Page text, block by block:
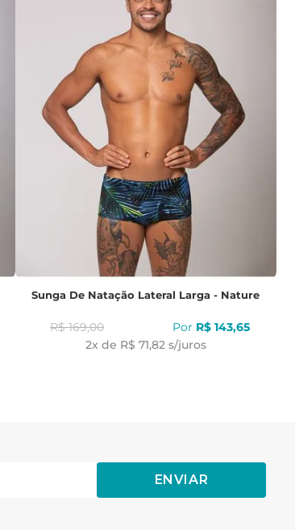
Sunga De Natação Lateral Larga - Nature
R$ 169,00 R$ 143,65
2x de R$ 71,82 s/juros
ENVIAR